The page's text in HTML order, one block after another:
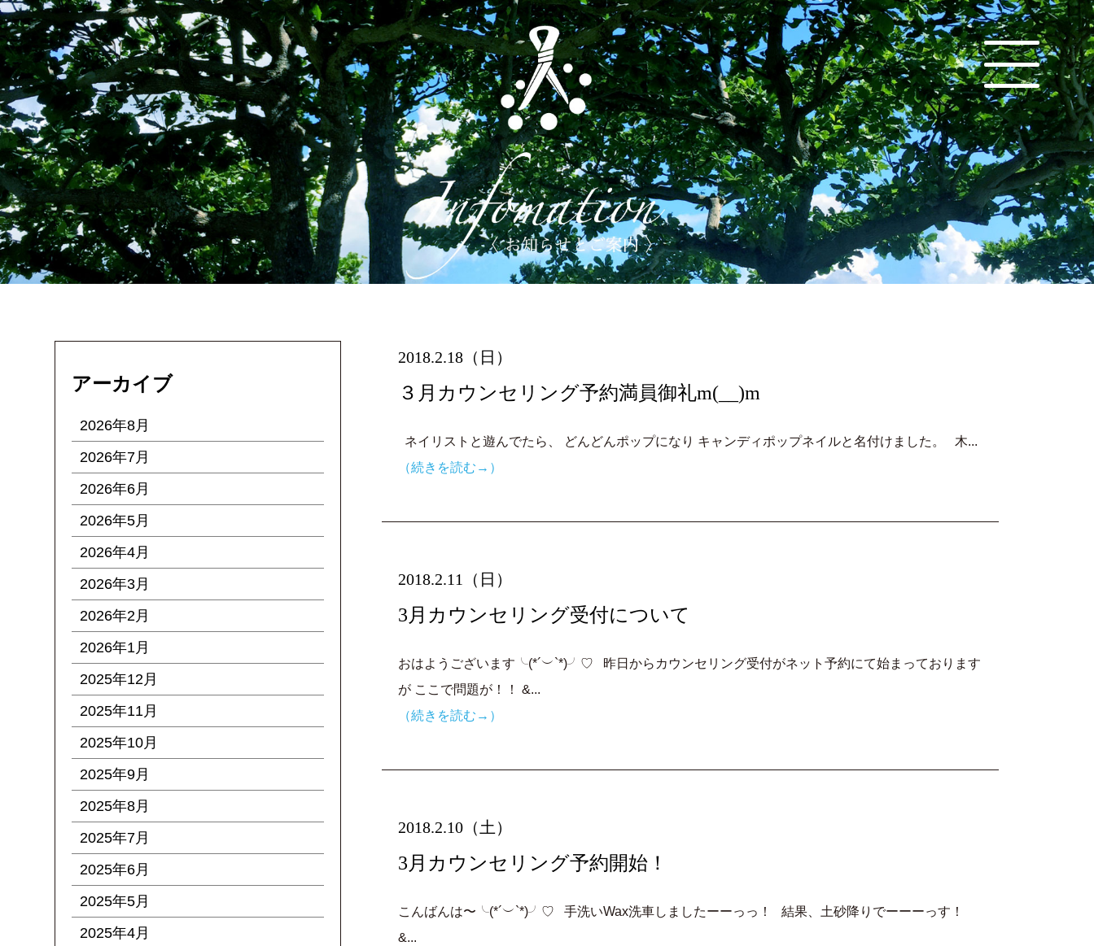
2018.2.18（日）
３月カウンセリング予約満員御礼m(__)m
ネイリストと遊んでたら、 どんどんポップになり キャンディポップネイルと名付けました。 木...
（続きを読む→）
2018.2.11（日）
3月カウンセリング受付について
おはようございます╰(*´︶`*)╯♡ 昨日からカウンセリング受付がネット予約にて始まっております
が ここで問題が！！ &...
（続きを読む→）
2018.2.10（土）
3月カウンセリング予約開始！
こんばんは〜╰(*´︶`*)╯♡ 手洗いWax洗車しましたーーっっ！ 結果、土砂降りでーーーっす！
&...
アーカイブ
2026年8月
2026年7月
2026年6月
2026年5月
2026年4月
2026年3月
2026年2月
2026年1月
2025年12月
2025年11月
2025年10月
2025年9月
2025年8月
2025年7月
2025年6月
2025年5月
2025年4月